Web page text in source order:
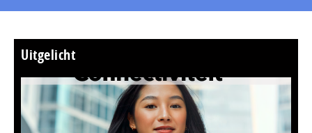
Uitgelicht